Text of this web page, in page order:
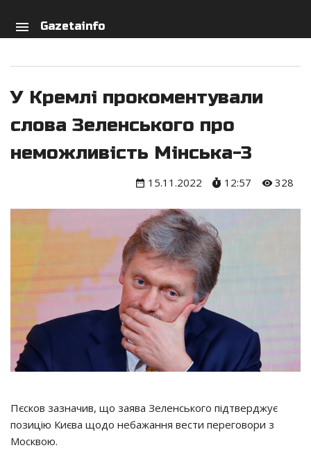
menu Gazetainfo
У Кремлі прокоментували
слова Зеленського про
неможливість Мінська-3
15.11.2022 12:57 328
Пєсков зазначив, що заява Зеленського підтверджує
позицію Києва щодо небажання вести переговори з
Москвою.